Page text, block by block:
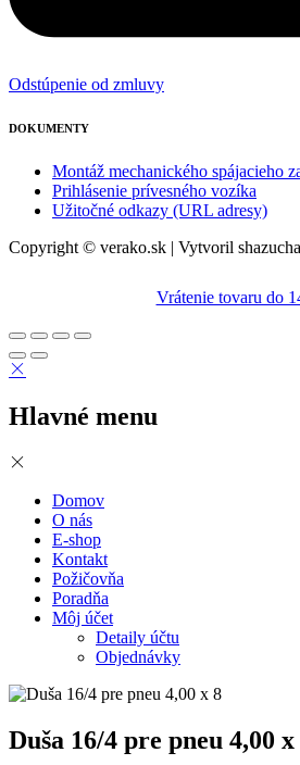
Odstúpenie od zmluvy
DOKUMENTY
Montáž mechanického spájacieho
Prihlásenie prívesného vozíka
Užitočné odkazy (URL adresy)
Copyright © verako.sk | Vytvoril
Vrátenie tovaru do
Hlavné menu
Domov
O nás
E-shop
Kontakt
Požičovňa
Poradňa
Môj účet
Detaily účtu
Objednávky
Duša 16/4 pre pneu 4,00 x